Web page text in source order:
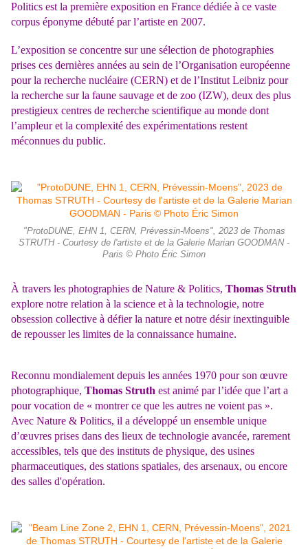
Politics est la première exposition en France dédiée à ce vaste
corpus éponyme débuté par l’artiste en 2007.
L’exposition se concentre sur une sélection de photographies
prises ces dernières années au sein de l’Organisation européenne
pour la recherche nucléaire (CERN) et de l’Institut Leibniz pour
la recherche sur la faune sauvage et de zoo (IZW), deux des plus
prestigieux centres de recherche scientifique au monde dont
l’ampleur et la complexité des expérimentations restent
méconnues du public.
"ProtoDUNE, EHN 1, CERN, Prévessin-Moens", 2023 de Thomas
STRUTH - Courtesy de l'artiste et de la Galerie Marian GOODMAN -
Paris © Photo Éric Simon
À travers les photographies de Nature & Politics, Thomas Struth
explore notre relation à la science et à la technologie, notre
obsession collective à défier la nature et notre désir inextinguible
de repousser les limites de la connaissance humaine.
Reconnu mondialement depuis les années 1970 pour son œuvre
photographique, Thomas Struth est animé par l’idée que l’art a
pour vocation de « montrer ce que les autres ne voient pas ».
Avec Nature & Politics, il a développé un ensemble unique
d’œuvres prises dans des lieux de technologie avancée, rarement
accessibles, tels que des instituts de physique, des usines
pharmaceutiques, des stations spatiales, des arsenaux, ou encore
des salles d'opération.